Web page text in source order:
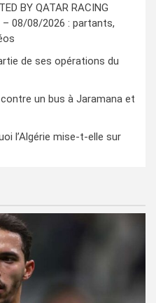
BY QATAR RACING
– 08/08/2026 : partants,
de ses opérations du
un bus à Jaramana et
l’Algérie mise-t-elle sur